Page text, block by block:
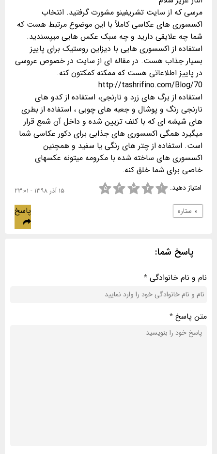
مرسی که از سایت تشریفینو مشورت گرفتید. انتخاب
اکسسوری های عکاسی کاملاً با این موضوع مرتبط هست که
استفاده از اکسسوری هایی با دیزاین روستیک برای پاییز
بسیار جذاب هست. در مقاله ای از سایت در خصوص عروسی
استفاده از برگ های زرد و نارنجی، استفاده از کدو های
نارنجی رنگ و پوشال و جعبه های چوبی ، استفاده از بطری
های شیشه ای که با کنف تزیین شده و داخل آن شمع قرار
میگیرد همگی اکسسوری های جذابی برای دکور عکاسی شما
است. استفاده از چتر های رنگی یا سفید و همچنین
اکسسوری های ساخته شده با مکرومه میتونه عکسهای
خاصی برای شما خلق کنه.
امتیاز دهید: ۱ ۲ ۳ ۴ ۵ ۱۵ آذر ۱۳۹۸ - ۲۳:۰۱
۰ ستاره پاسخ
پاسخ شما:
نام و نام خانوادگی *
متن پاسخ *